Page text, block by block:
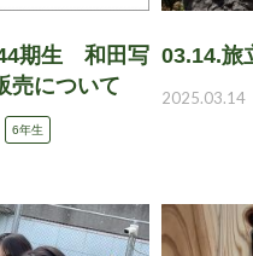
期生 和田写
について
6年生
03.14.旅
2025.03.14